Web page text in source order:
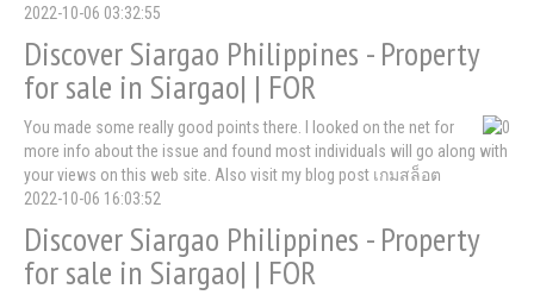
2022-10-06 03:32:55
Discover Siargao Philippines - Property
for sale in Siargao| | FOR
You made some really good points there. I looked on the net for
more info about the issue and found most individuals will go along with
your views on this web site. Also visit my blog post เกมสล็อต
2022-10-06 16:03:52
Discover Siargao Philippines - Property
for sale in Siargao| | FOR